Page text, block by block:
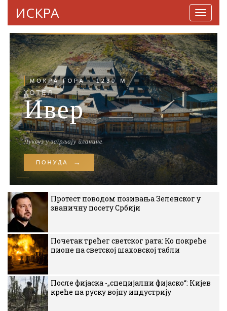
ИСКРА
Протест поводом позивања Зеленског у
званичну посету Србији
Почетак трећег светског рата: Ко покреће
пионе на светској шаховској табли
После фијаска -„специјални фијаско“: Кијев
креће на руску војну индустрију